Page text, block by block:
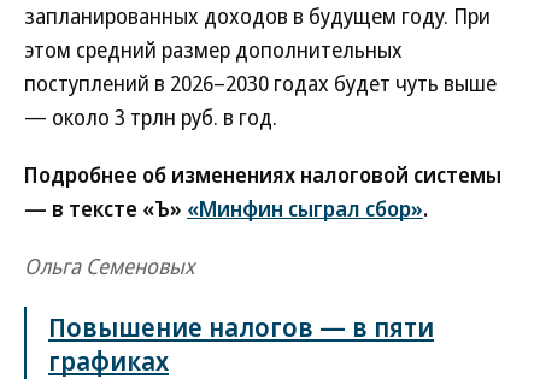
запланированных доходов в будущем году. При
этом средний размер дополнительных
поступлений в 2026–2030 годах будет чуть выше
— около 3 трлн руб. в год.
Подробнее об изменениях налоговой системы
— в тексте «Ъ» «Минфин сыграл сбор».
Ольга Семеновых
Повышение налогов — в пяти
графиках